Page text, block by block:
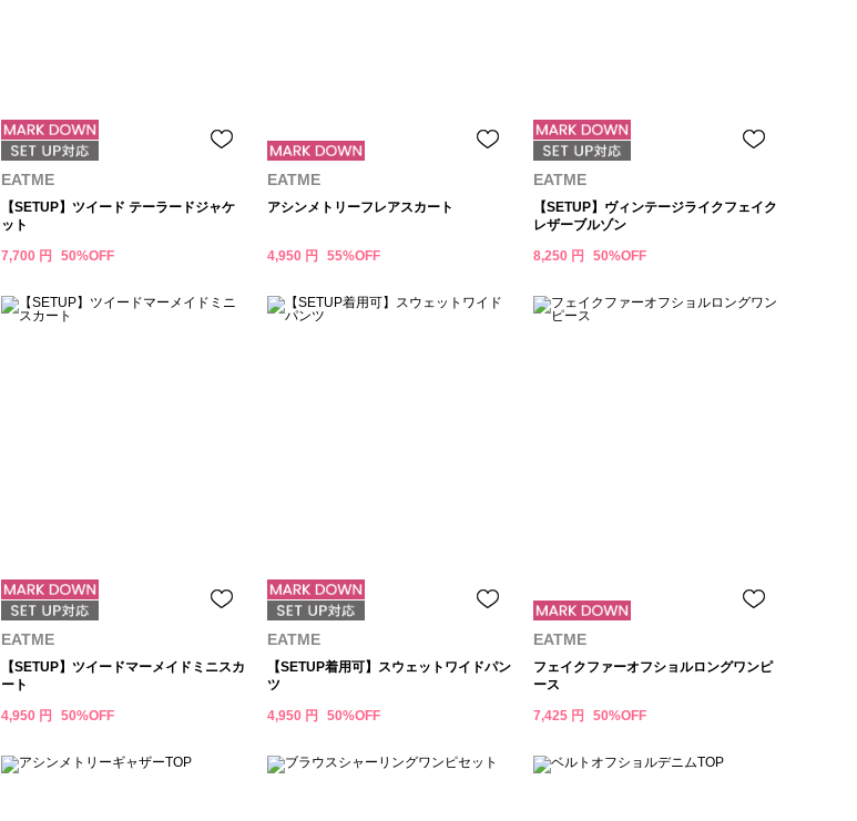
EATME
【SETUP】ツイード テーラードジャケ
ット
7,700 円
50%OFF
EATME
アシンメトリーフレアスカート
4,950 円 55%OFF
EATME
【SETUP】ヴィンテージライクフェイク
レザーブルゾン
8,250 円
50%OFF
EATME
【SETUP】ツイードマーメイドミニスカ
ート
4,950 円
50%OFF
EATME
【SETUP着用可】スウェットワイドパン
ツ
4,950 円
50%OFF
EATME
フェイクファーオフショルロングワンピ
ース
7,425 円
50%OFF